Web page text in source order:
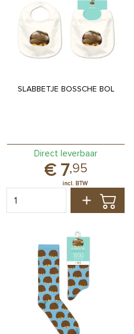
SLABBETJE BOSSCHE BOL
7,95
Direct leverbaar